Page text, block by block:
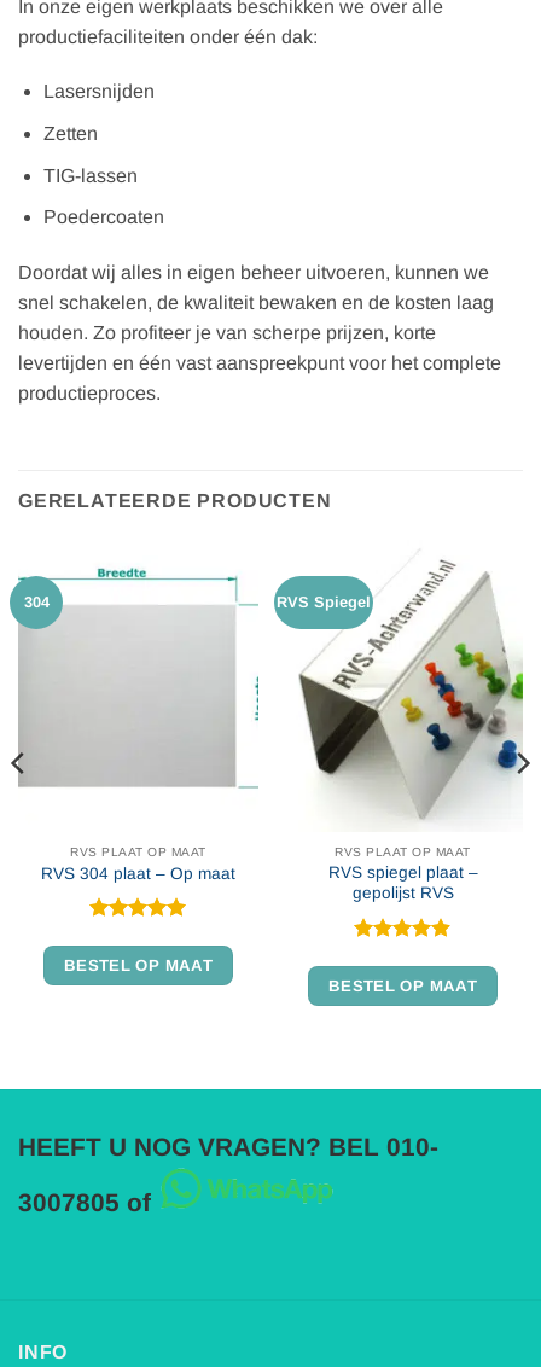
In onze eigen werkplaats beschikken we over alle
productiefaciliteiten onder één dak:
Lasersnijden
Zetten
TIG-lassen
Poedercoaten
Doordat wij alles in eigen beheer uitvoeren, kunnen we
snel schakelen, de kwaliteit bewaken en de kosten laag
houden. Zo profiteer je van scherpe prijzen, korte
levertijden en één vast aanspreekpunt voor het complete
productieproces.
GERELATEERDE PRODUCTEN
304
RVS PLAAT OP MAAT
RVS 304 plaat – Op maat
4.94uit 5
BESTEL OP MAAT
RVS Spiegel
RVS PLAAT OP MAAT
RVS spiegel plaat –
gepolijst RVS
4.86
uit 5
BESTEL OP MAAT
HEEFT U NOG VRAGEN? BEL 010-
3007805 of
INFO